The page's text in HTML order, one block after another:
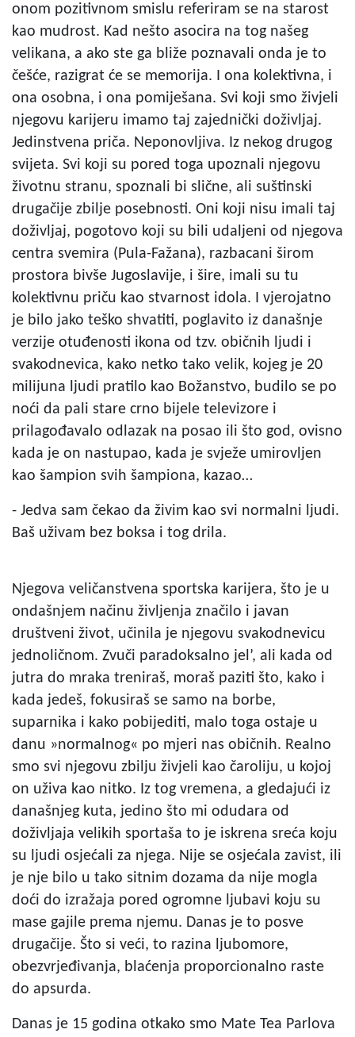
onom pozitivnom smislu referiram se na starost
kao mudrost. Kad nešto asocira na tog našeg
velikana, a ako ste ga bliže poznavali onda je to
češće, razigrat će se memorija. I ona kolektivna, i
ona osobna, i ona pomiješana. Svi koji smo živjeli
njegovu karijeru imamo taj zajednički doživljaj.
Jedinstvena priča. Neponovljiva. Iz nekog drugog
svijeta. Svi koji su pored toga upoznali njegovu
životnu stranu, spoznali bi slične, ali suštinski
drugačije zbilje posebnosti. Oni koji nisu imali taj
doživljaj, pogotovo koji su bili udaljeni od njegova
centra svemira (Pula-Fažana), razbacani širom
prostora bivše Jugoslavije, i šire, imali su tu
kolektivnu priču kao stvarnost idola. I vjerojatno
je bilo jako teško shvatiti, poglavito iz današnje
verzije otuđenosti ikona od tzv. običnih ljudi i
svakodnevica, kako netko tako velik, kojeg je 20
milijuna ljudi pratilo kao Božanstvo, budilo se po
noći da pali stare crno bijele televizore i
prilagođavalo odlazak na posao ili što god, ovisno
kada je on nastupao, kada je svježe umirovljen
kao šampion svih šampiona, kazao…
- Jedva sam čekao da živim kao svi normalni ljudi.
Baš uživam bez boksa i tog drila.
Njegova veličanstvena sportska karijera, što je u
ondašnjem načinu življenja značilo i javan
društveni život, učinila je njegovu svakodnevicu
jednoličnom. Zvuči paradoksalno jel’, ali kada od
jutra do mraka treniraš, moraš paziti što, kako i
kada jedeš, fokusiraš se samo na borbe,
suparnika i kako pobijediti, malo toga ostaje u
danu »normalnog« po mjeri nas običnih. Realno
smo svi njegovu zbilju živjeli kao čaroliju, u kojoj
on uživa kao nitko. Iz tog vremena, a gledajući iz
današnjeg kuta, jedino što mi odudara od
doživljaja velikih sportaša to je iskrena sreća koju
su ljudi osjećali za njega. Nije se osjećala zavist, ili
je nje bilo u tako sitnim dozama da nije mogla
doći do izražaja pored ogromne ljubavi koju su
mase gajile prema njemu. Danas je to posve
drugačije. Što si veći, to razina ljubomore,
obezvrjeđivanja, blaćenja proporcionalno raste
do apsurda.
Danas je 15 godina otkako smo Mate Tea Parlova